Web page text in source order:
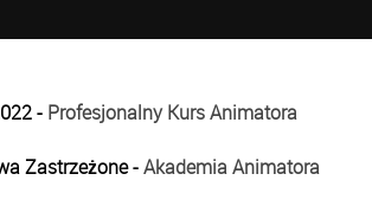
- Profesjonalny Kurs Animatora
Zastrzeżone -Akademia Animatora